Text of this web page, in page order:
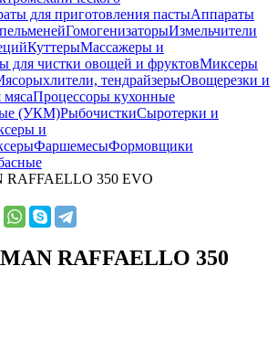
для приготовления пастыАппараты
ГомогенизаторыИзмельчители
КуттерыМассажеры и
чистки овощей и фруктовМиксеры
тендрайзерыОвощерезки и
Процессоры кухонные
(УКМ)РыбочисткиСыротерки и
и
ФаршемесыФормовщики
RAFFAELLO 350 EVO
RAFFAELLO 350